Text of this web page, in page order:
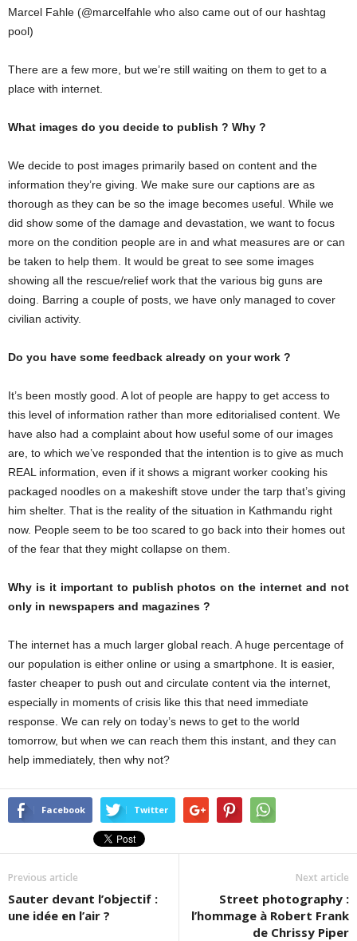
Marcel Fahle (@marcelfahle who also came out of our hashtag
pool)
There are a few more, but we’re still waiting on them to get to a
place with internet.
What images do you decide to publish ? Why ?
We decide to post images primarily based on content and the
information they’re giving. We make sure our captions are as
thorough as they can be so the image becomes useful. While we
did show some of the damage and devastation, we want to focus
more on the condition people are in and what measures are or can
be taken to help them. It would be great to see some images
showing all the rescue/relief work that the various big guns are
doing. Barring a couple of posts, we have only managed to cover
civilian activity.
Do you have some feedback already on your work ?
It’s been mostly good. A lot of people are happy to get access to
this level of information rather than more editorialised content. We
have also had a complaint about how useful some of our images
are, to which we’ve responded that the intention is to give as much
REAL information, even if it shows a migrant worker cooking his
packaged noodles on a makeshift stove under the tarp that’s giving
him shelter. That is the reality of the situation in Kathmandu right
now. People seem to be too scared to go back into their homes out
of the fear that they might collapse on them.
Why is it important to publish photos on the internet and not
only in newspapers and magazines ?
The internet has a much larger global reach. A huge percentage of
our population is either online or using a smartphone. It is easier,
faster cheaper to push out and circulate content via the internet,
especially in moments of crisis like this that need immediate
response. We can rely on today’s news to get to the world
tomorrow, but when we can reach them this instant, and they can
help immediately, then why not?
Facebook Twitter
Previous article
Sauter devant l’objectif :
une idée en l’air ?
Next article
Street photography :
l’hommage à Robert Frank
de Chrissy Piper